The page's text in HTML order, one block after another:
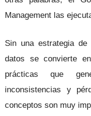
Management las
Sin una estrategia
datos se convierte
prácticas que
inconsistencias y
conceptos son muy